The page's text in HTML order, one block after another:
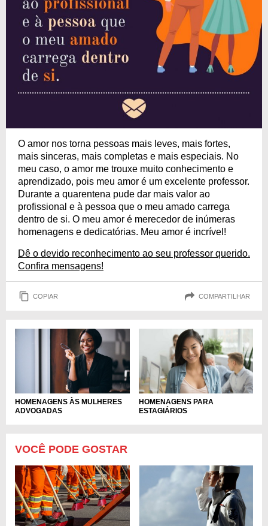
O amor nos torna pessoas mais leves, mais fortes,
mais sinceras, mais completas e mais especiais. No
meu caso, o amor me trouxe muito conhecimento e
aprendizado, pois meu amor é um excelente professor.
Durante a quarentena pude dar mais valor ao
profissional e à pessoa que o meu amado carrega
dentro de si. O meu amor é merecedor de inúmeras
homenagens e dedicatórias. Meu amor é incrível!
Dê o devido reconhecimento ao seu professor querido.
Confira mensagens!
COPIAR COMPARTILHAR
HOMENAGENS ÀS MULHERES
ADVOGADAS
HOMENAGENS PARA
ESTAGIÁRIOS
VOCÊ PODE GOSTAR